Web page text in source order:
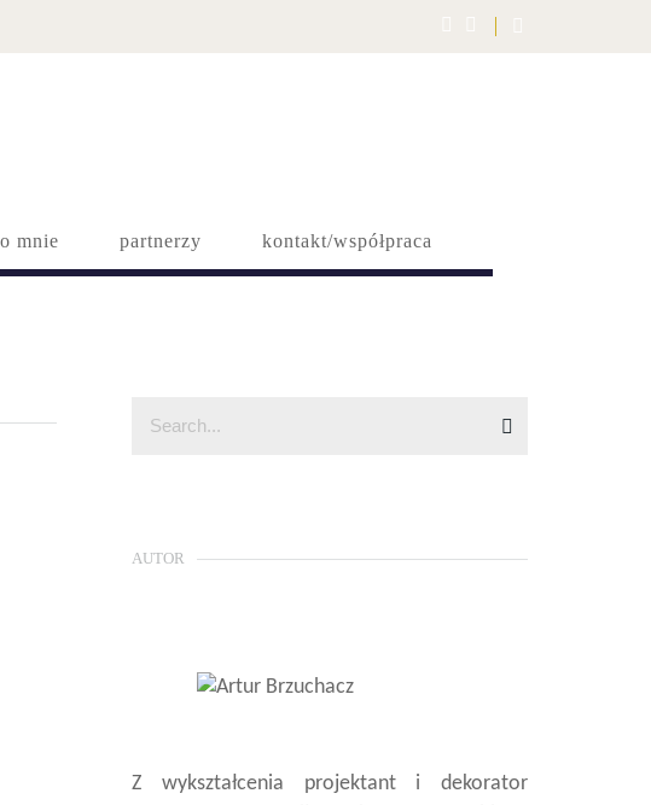
o mnie partnerzy kontakt/współpraca
AUTOR
Z wykształcenia projektant i dekorator